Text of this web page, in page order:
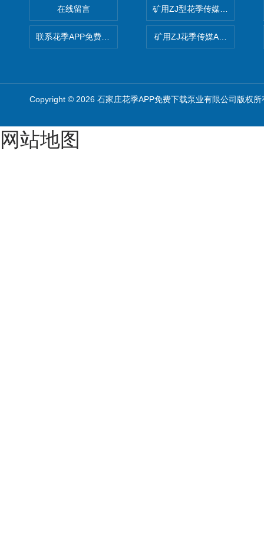
在线留言 矿用ZJ型花季传媒APP免费版
矿用ZJ花季传媒APP免费版
Copyright © 2026 石家庄花季APP免费下载泵业有限公司版权所
网站地图